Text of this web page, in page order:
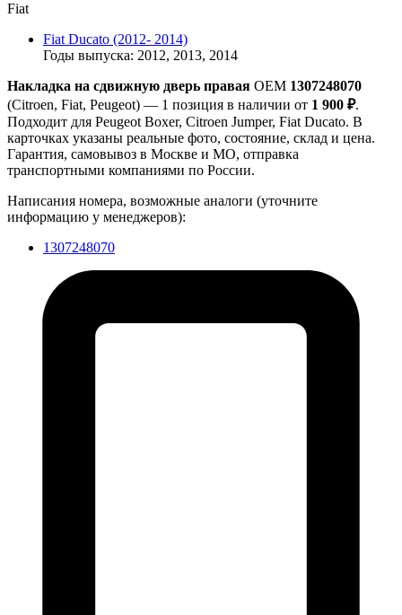
Fiat
Fiat Ducato (2012- 2014)
Годы выпуска: 2012, 2013, 2014
Накладка на сдвижную дверь правая OEM 1307248070
(Citroen, Fiat, Peugeot) — 1 позиция в наличии от 1 900 ₽.
Подходит для Peugeot Boxer, Citroen Jumper, Fiat Ducato. В
карточках указаны реальные фото, состояние, склад и цена.
Гарантия, самовывоз в Москве и МО, отправка
транспортными компаниями по России.
Написания номера, возможные аналоги (уточните
информацию у менеджеров):
1307248070